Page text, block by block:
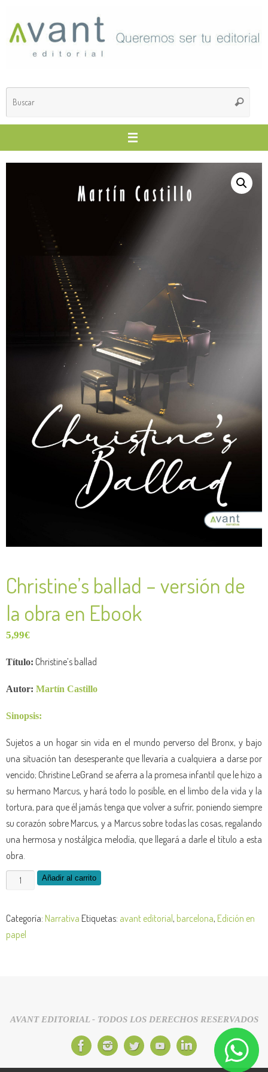
Christine’s ballad – versión de
la obra en Ebook
5,99€
Título: Christine’s ballad
Autor: Martín Castillo
Sinopsis:
Sujetos a un hogar sin vida en el mundo perverso del Bronx, y bajo
una situación tan desesperante que llevaría a cualquiera a darse por
vencido; Christine LeGrand se aferra a la promesa infantil que le hizo a
su hermano Marcus, y hará todo lo posible, en el limbo de la vida y la
tortura, para que él jamás tenga que volver a sufrir, poniendo siempre
su corazón sobre Marcus, y a Marcus sobre todas las cosas, regalando
una hermosa y nostálgica melodía, que llegará a darle el título a esta
obra.
Añadir al carrito
Categoría: Narrativa Etiquetas: avant editorial, barcelona, Edición en
papel
AVANT EDITORIAL - TODOS LOS DERECHOS RESERVADOS